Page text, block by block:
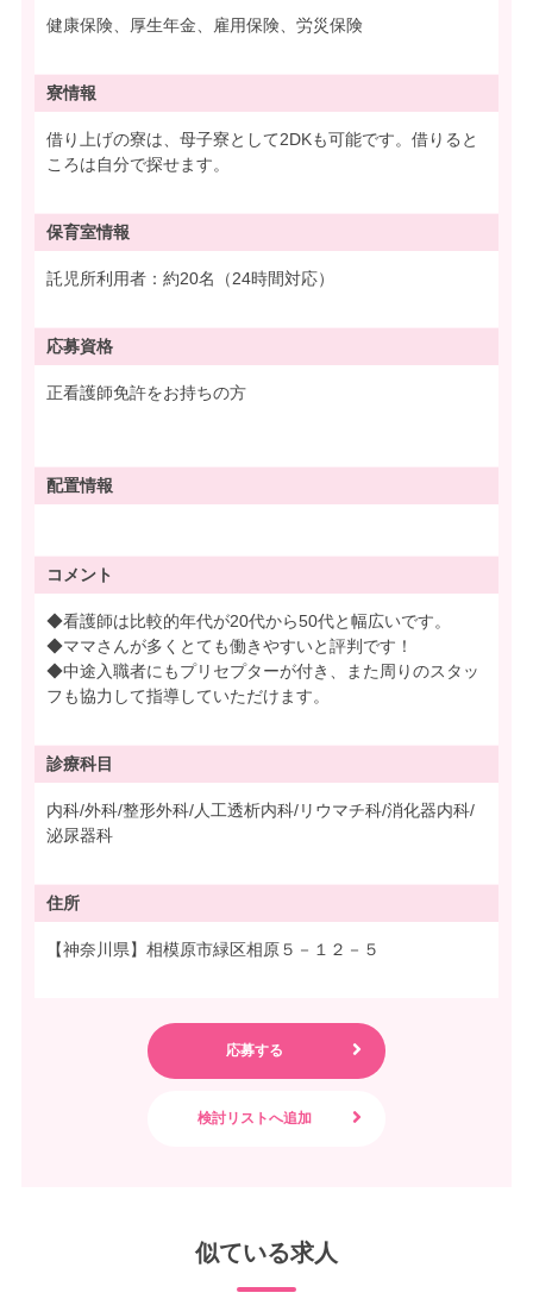
健康保険、厚生年金、雇用保険、労災保険
寮情報
借り上げの寮は、母子寮として2DKも可能です。借りると
ころは自分で探せます。
保育室情報
託児所利用者：約20名（24時間対応）
応募資格
正看護師免許をお持ちの方
配置情報
コメント
◆看護師は比較的年代が20代から50代と幅広いです。
◆ママさんが多くとても働きやすいと評判です！
◆中途入職者にもプリセプターが付き、また周りのスタッ
フも協力して指導していただけます。
診療科目
内科/外科/整形外科/人工透析内科/リウマチ科/消化器内科/
泌尿器科
住所
【神奈川県】相模原市緑区相原５－１２－５
似ている求人